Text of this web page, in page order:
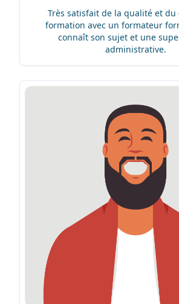
Très satisfait de la qualité et du
formation avec un formateur
connaît son sujet et une
administrative.